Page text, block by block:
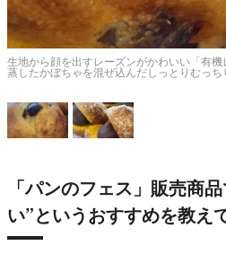
生地から顔を出すレーズンがかわいい「有機
蒸したかぼちゃを混ぜ込んだしっとりむっち
「パンのフェス」販売商
い”というおすすめを教え